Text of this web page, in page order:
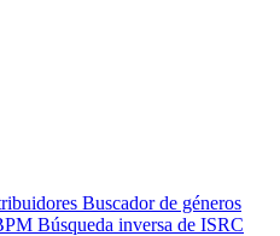
Buscador de géneros
Búsqueda inversa de ISRC